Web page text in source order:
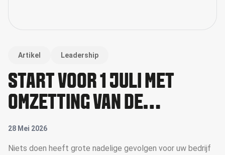
Artikel Leadership
START VÓÓR 1 JULI MET
OMZETTING VAN DE
PENSIOENREGELING
28 Mei 2026
Niets doen heeft grote nadelige gevolgen voor uw bedrijf